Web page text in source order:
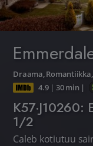
Draama,Romantiikka
4.9| 30 min |
K57·J10260:
1/2
Caleb kotiutuu